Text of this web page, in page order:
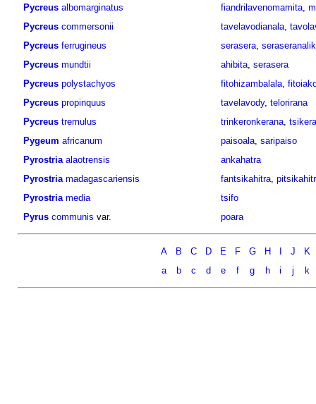
Pycreus albomarginatus fiandrilavenomamita,
Pycreus commersonii tavelavodianala,
Pycreus ferrugineus serasera,
Pycreus mundtii ahibita, serasera
Pycreus polystachyos fitohizambalala,
Pycreus propinquus tavelavody, telorirana
Pycreus tremulus trinkeronkerana,
Pygeum africanum paisoala, saripaiso
Pyrostria alaotrensis
ankahatra
Pyrostria madagascariensis fantsikahitra,
Pyrostria media
tsifo
Pyrus communis var. poara
A B C D E F G H J
K
a
b c d e f g h i j k